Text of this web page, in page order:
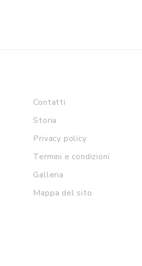
Contatti
Storia
Privacy policy
Termini e condizioni
Galleria
Mappa del sito